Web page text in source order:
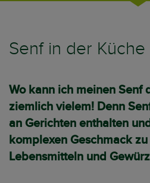
Senf in der Küche
Wo kann ich meinen Senf
ziemlich vielem! Denn
an Gerichten enthalten
komplexen Geschmack
Lebensmitteln und